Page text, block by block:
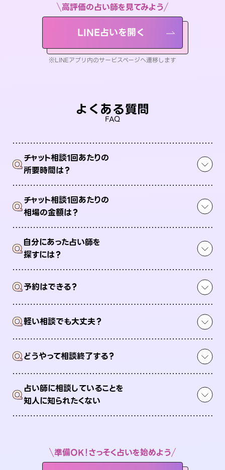
高評価の占い師を見てみよう
LINE占いを開く
※LINEアプリ内のサービスページへ遷移します
よくある質問
FAQ
Qチャット相談1回あたりの
所要時間は？
Qチャット相談1回あたりの
相場の金額は？
Q自分にあった占い師を
探すには？
Q予約はできる？
Q軽い相談でも大丈夫？
Qどうやって相談終了する？
Q占い師に相談していることを
知人に知られたくない
準備OK！さっそく占いを始めよう